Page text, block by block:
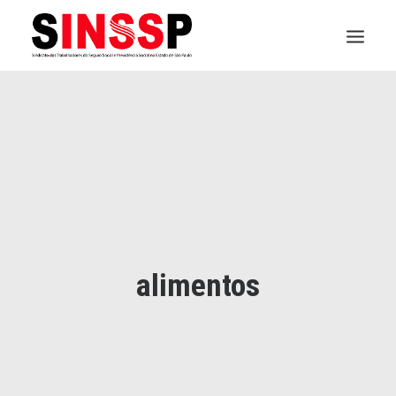
alimentos